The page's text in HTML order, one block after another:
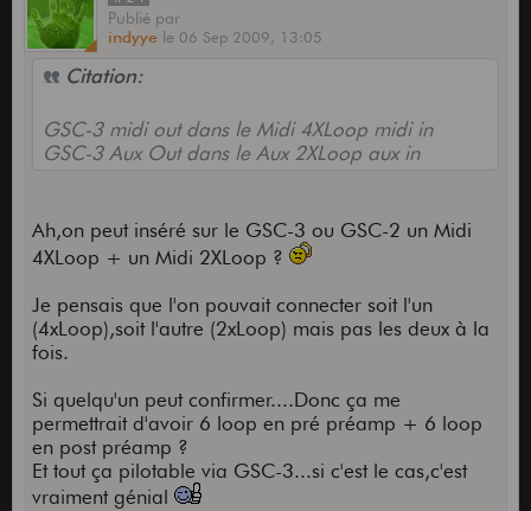
Publié par
indyye le 06 Sep 2009, 13:05
Citation:
GSC-3 midi out dans le Midi 4XLoop midi in
GSC-3 Aux Out dans le Aux 2XLoop aux in
Ah,on peut inséré sur le GSC-3 ou GSC-2 un Midi
4XLoop + un Midi 2XLoop ?
Je pensais que l'on pouvait connecter soit l'un
(4xLoop),soit l'autre (2xLoop) mais pas les deux à la
fois.
Si quelqu'un peut confirmer....Donc ça me
permettrait d'avoir 6 loop en pré préamp + 6 loop
en post préamp ?
Et tout ça pilotable via GSC-3...si c'est le cas,c'est
vraiment génial